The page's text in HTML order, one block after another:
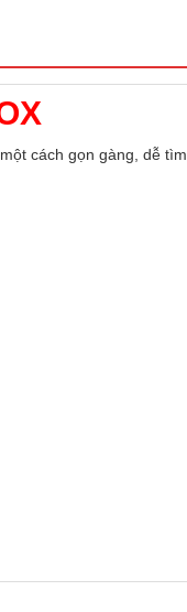
cách gọn gàng, dễ tìm